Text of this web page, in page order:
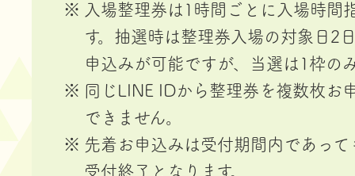
入場整理券は1時間ごとに入場時間
す。 抽選時は整理券入場の対象日2
申込みが可能ですが、当選は1枠の
同じLINE IDから整理券を複数枚お
できません。
先着お申込みは受付期間内であっ
受付終了となります。